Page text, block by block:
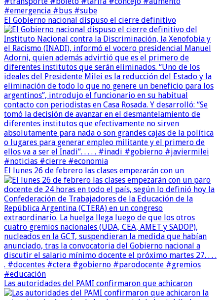
El Gobierno nacional dispuso el cierre definitivo
El lunes 26 de febrero las clases empezarán con un
Las autoridades del PAMI confirmaron que achicaron